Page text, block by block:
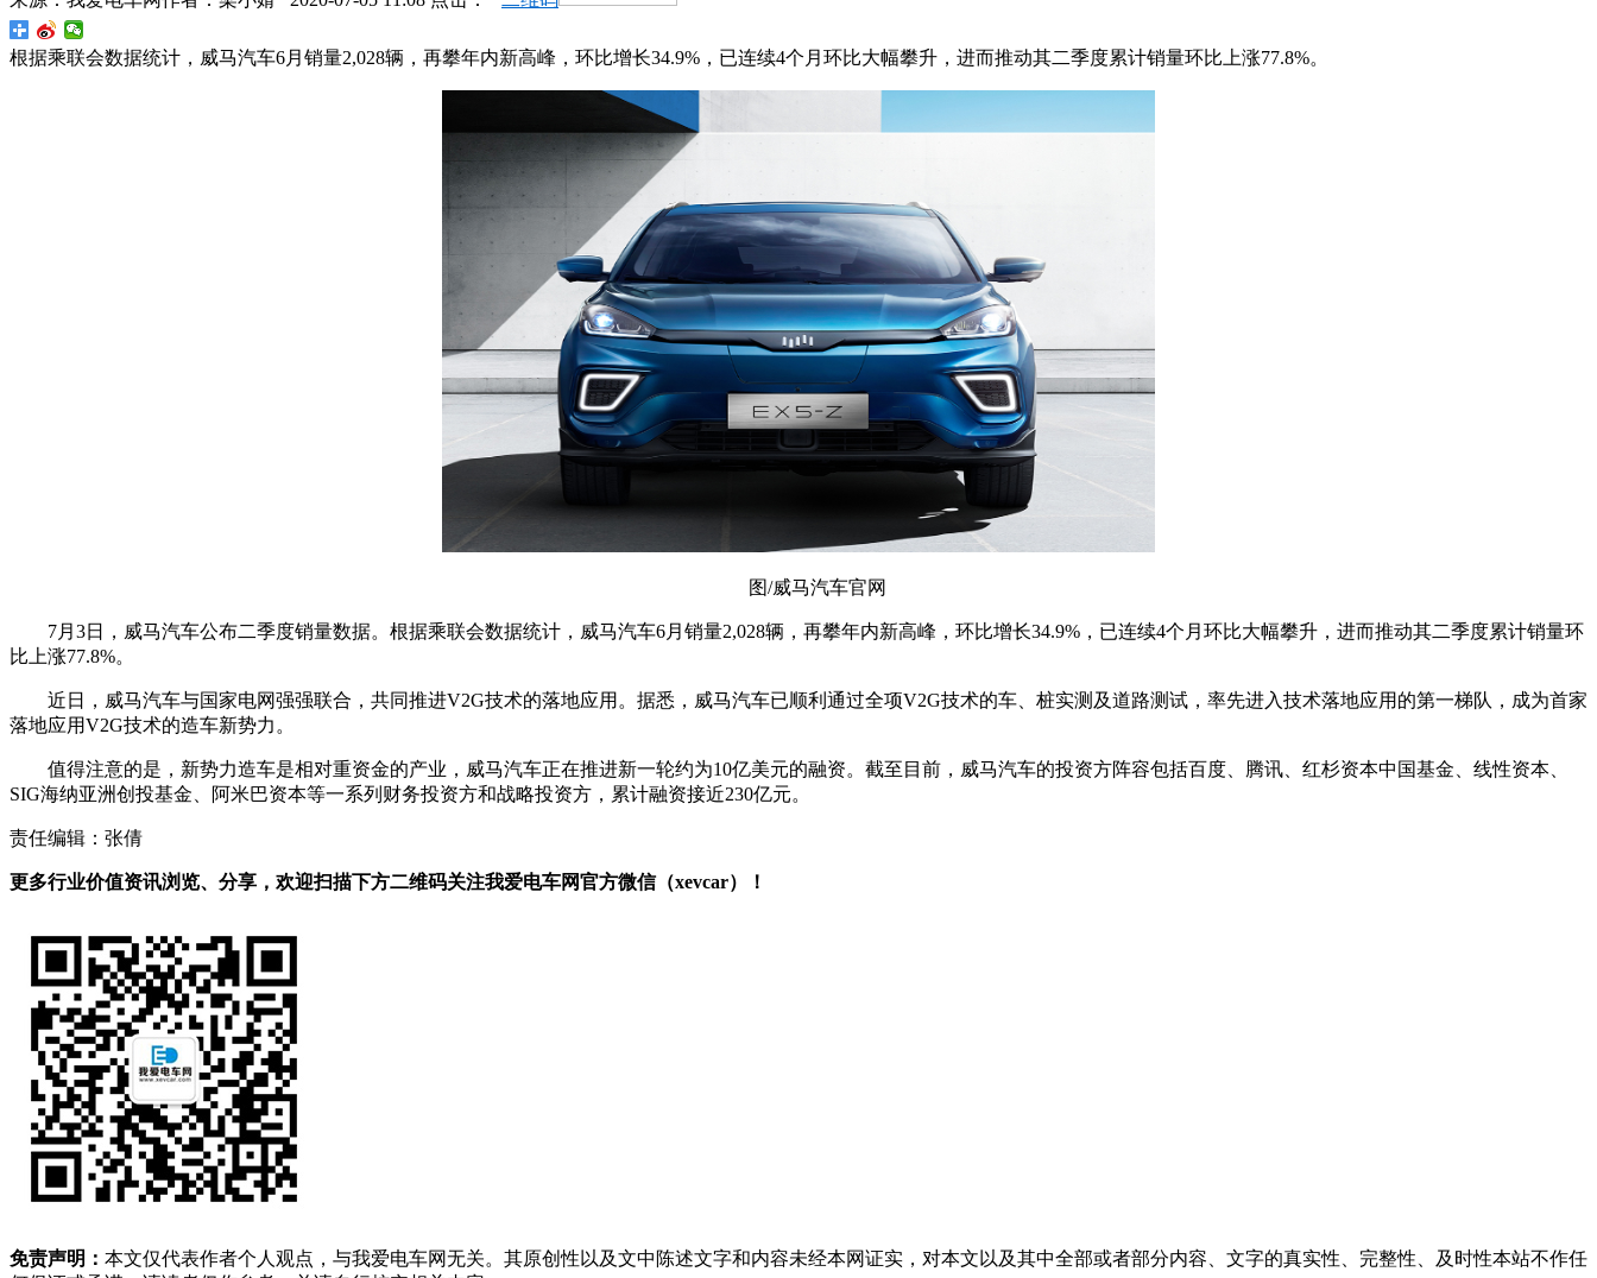
根据乘联会数据统计，威马汽车6月销量2,028辆，再攀年内新高峰，环比增长34.9%，已连续4个月环比大幅攀升，进而推动其二季度累计销量环比上涨77.8%。
图/威马汽车官网
7月3日，威马汽车公布二季度销量数据。根据乘联会数据统计，威马汽车6月销量2,028辆，再攀年内新高峰，环比增长34.9%，已连续4个月环比大幅攀升，进而推动其二季度累计销量环
比上涨77.8%。
近日，威马汽车与国家电网强强联合，共同推进V2G技术的落地应用。据悉，威马汽车已顺利通过全项V2G技术的车、桩实测及道路测试，率先进入技术落地应用的第一梯队，成为首家
落地应用V2G技术的造车新势力。
值得注意的是，新势力造车是相对重资金的产业，威马汽车正在推进新一轮约为10亿美元的融资。截至目前，威马汽车的投资方阵容包括百度、腾讯、红杉资本中国基金、线性资本、
SIG海纳亚洲创投基金、阿米巴资本等一系列财务投资方和战略投资方，累计融资接近230亿元。
责任编辑：张倩
更多行业价值资讯浏览、分享，欢迎扫描下方二维码关注我爱电车网官方微信（xevcar）！
免责声明： 本文仅代表作者个人观点，与我爱电车网无关。其原创性以及文中陈述文字和内容未经本网证实，对本文以及其中全部或者部分内容、文字的真实性、完整性、及时性本站不作任